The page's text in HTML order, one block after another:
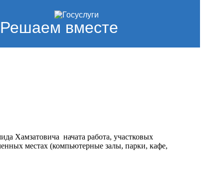
Решаем вместе
Хамзатовича начата работа, участковых
местах (компьютерные залы, парки, кафе,